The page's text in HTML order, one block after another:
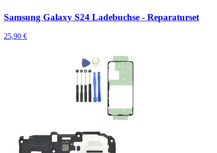
Samsung Galaxy S24 Ladebuchse - Reparaturset
25,90 €